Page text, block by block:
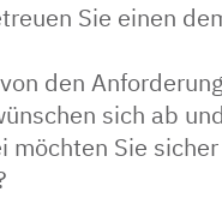
Sie einen
den
sich ab
möchten Sie